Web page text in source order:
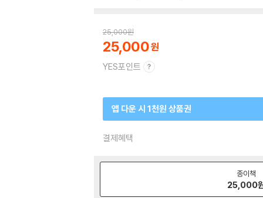
25,000원
25,000
YES포인트
앱 다운 시 1천원 상품권
결제혜택
종이책
25,000